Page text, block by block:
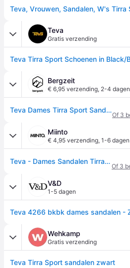
Teva
Gratis verzending
Bergzeit
€ 6,95 verzending, 2-4 dagen
Teva Dames Tirra Sport Sandalen - Zwart - 42
Of 3
Miinto
€ 4,95 verzending, 1-6 dagen
Teva - Dames Sandalen Tirra Zwart Polyester - Dames - Schoenen - Zwart - Maat: 38 EU Poliester
Of 3
V&D
1-5 dagen
Teva 4266 bkbk dames sandalen -
Wehkamp
Gratis verzending
Teva Tirra Sport sandalen zwart